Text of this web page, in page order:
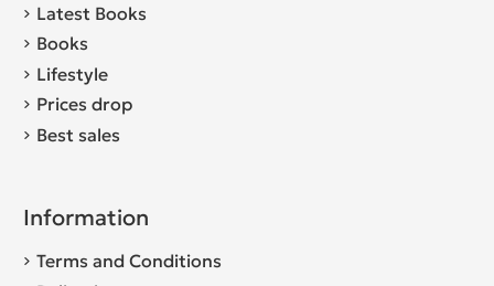
Latest Books
Books
Lifestyle
Prices drop
Best sales
Information
Terms and Conditions